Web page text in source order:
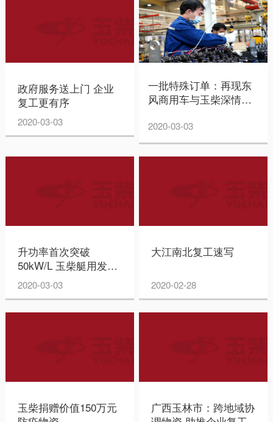
政府服务送上门 企业
复工更有序
2020-03-03
一批特殊订单：再现东
风商用车与玉柴深情厚
2020-03-03
升功率首次突破
50kW/L 玉柴艇用发动
机达到世界先进水平
2020-03-03
大江南北复工速写
2020-02-28
玉柴捐赠价值150万元
广西玉林市：跨地域协